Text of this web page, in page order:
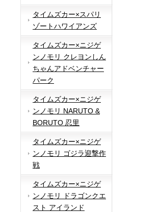
タイムズカー×スパリ
ゾートハワイアンズ
タイムズカー×ニジゲ
ンノモリ クレヨンしん
ちゃんアドベンチャー
パーク
タイムズカー×ニジゲ
ンノモリ NARUTO &
BORUTO 忍里
タイムズカー×ニジゲ
ンノモリ ゴジラ迎撃作
戦
タイムズカー×ニジゲ
ンノモリ ドラゴンクエ
スト アイランド